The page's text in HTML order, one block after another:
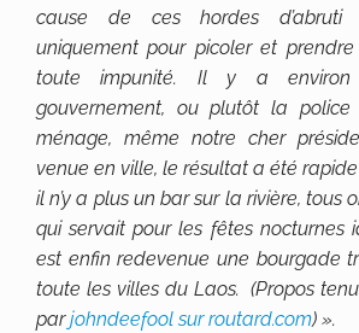
cause de ces hordes d’abruti
uniquement pour picoler et
toute impunité. Il y a
gouvernement, ou plutôt la
ménage, même notre cher
venue en ville, le résultat a été
il n’y a plus un bar sur la rivière, tous
qui servait pour les fêtes nocturnes
est enfin redevenue une bourgade
toute les villes du Laos. (Propos
parjohndeefool sur routard.com) ».